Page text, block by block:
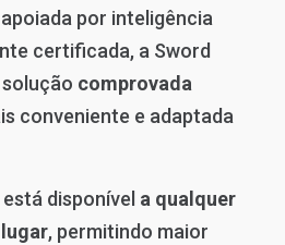
por inteligência
certificada, a Sword
comprovada
conveniente e adaptada
disponível a qualquer
, permitindo maior